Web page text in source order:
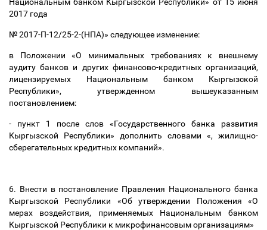
2017 года
№ 2017-П-12/25-2-(НПА)» следующее изменение:
в Положении «О минимальных требованиях к внешнему
аудиту банков и других финансово-кредитных организаций,
лицензируемых Национальным банком Кыргызской
Республики», утвержденном вышеуказанным
постановлением:
- пункт 1 после слов «Государственного банка развития
Кыргызской Республики» дополнить словами «, жилищно-
сберегательных кредитных компаний».
6. Внести в постановление Правления Национального банка
Кыргызской Республики «Об утверждении Положения «О
мерах воздействия, применяемых Национальным банком
Кыргызской Республики к микрофинансовым организациям»